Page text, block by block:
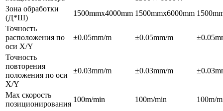
Зона обработки
(Д*Ш)
1500mmx4000mm 1500mmx6000mm
Точность
расположения по
оси Х/Ү
±0.05mm/m ±0.05mm/m
Точность
повторения
положения по оси
Х/Ү
±0.03mm/m ±0.03mm/m
Мах скорость
позиционирования
100m/min 100m/min
100m/